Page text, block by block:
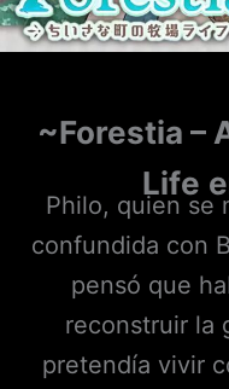
~Forestia –
Life
Philo, quien se
confundida con
pensó que
reconstruir la
pretendía vivir